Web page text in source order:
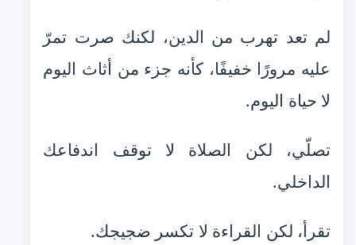
لم تعد تهرب من الدين، لكنك صرت تمرّ
عليه مرورًا خفيفًا، كأنه جزء من أثاث اليوم
لا حياة اليوم.
تصلّي، لكن الصلاة لا توقف اندفاعك
الداخلي.
تقرأ، لكن القراءة لا تكسر ضجيجك.